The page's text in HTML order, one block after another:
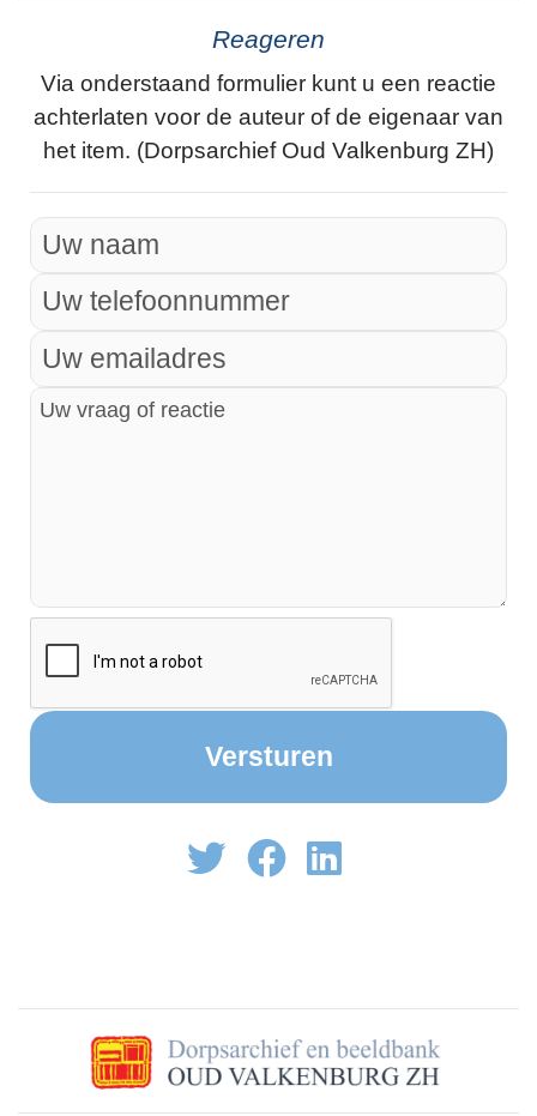
Reageren
Via onderstaand formulier kunt u een reactie
achterlaten voor de auteur of de eigenaar van
het item. (Dorpsarchief Oud Valkenburg ZH)